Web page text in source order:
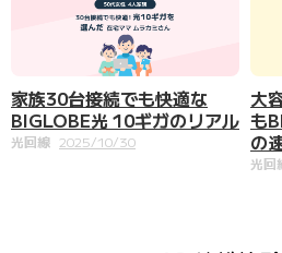
家族30台接続でも快適な
BIGLOBE光 10ギガのリアル
光回線 2025/10/30
大
も
の
光回